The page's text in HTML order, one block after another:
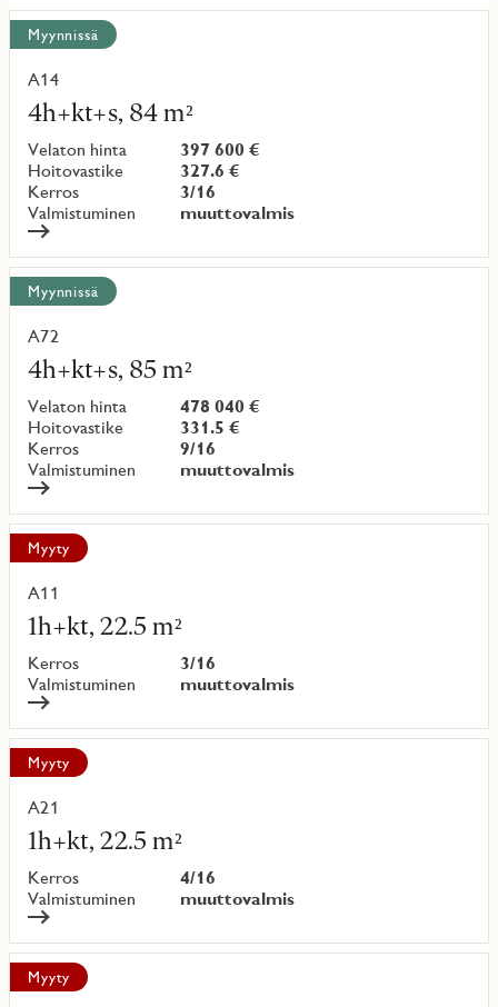
Näytä
kaikki
kohteet
Myynnissä
A14
4h+kt+s, 84 m²
Velaton hinta
397 600 €
Hoitovastike
327.6 €
Kerros
3/16
Valmistuminen
muuttovalmis
Lue
lisää
kohteesta
Myynnissä
A72
4h+kt+s, 85 m²
Velaton hinta
478 040 €
Hoitovastike
331.5 €
Kerros
9/16
Valmistuminen
muuttovalmis
Lue
lisää
kohteesta
Myyty
A11
1h+kt, 22.5 m²
Kerros
3/16
Valmistuminen
muuttovalmis
Lue
lisää
kohteesta
Myyty
A21
1h+kt, 22.5 m²
Kerros
4/16
Valmistuminen
muuttovalmis
Lue
lisää
kohteesta
Myyty